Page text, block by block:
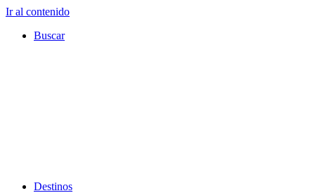
Ir al contenido
Buscar
Destinos